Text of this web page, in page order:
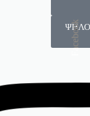
Facebook